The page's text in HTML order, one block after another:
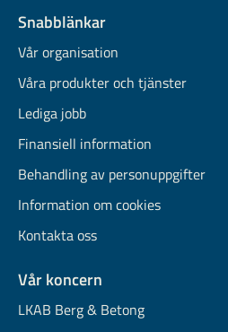
Snabblänkar
Vår organisation
Våra produkter och tjänster
Lediga jobb
Finansiell information
Behandling av personuppgifter
Information om cookies
Kontakta oss
Vår koncern
LKAB Berg & Betong